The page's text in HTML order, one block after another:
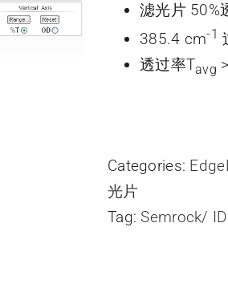
滤光片 50%
385.4 cm-1
透过率Tavg
Categories:
光片
Tag:Semrock/